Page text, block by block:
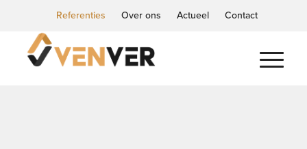
Referenties Over ons Actueel Contact